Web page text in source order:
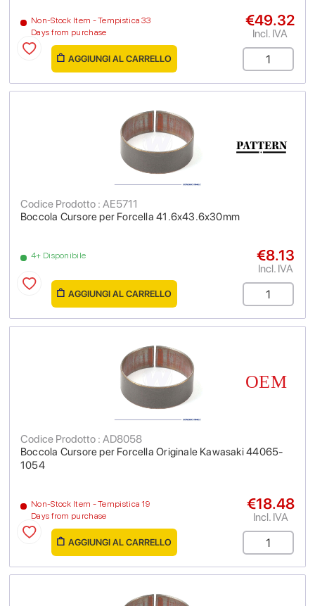
Non-Stock Item - Tempistica 33
Days from purchase
€49.32
Incl. IVA
AGGIUNGI AL CARRELLO
Boccola Cursore per Forcella 41.6x43.6x30mm
Codice Prodotto : AE5711
4+ Disponibile €8.13
Incl. IVA
AGGIUNGI AL CARRELLO
Boccola Cursore per Forcella Originale Kawasaki 44065-
1054
Codice Prodotto : AD8058
Non-Stock Item - Tempistica 19
Days from purchase
€18.48
Incl. IVA
AGGIUNGI AL CARRELLO